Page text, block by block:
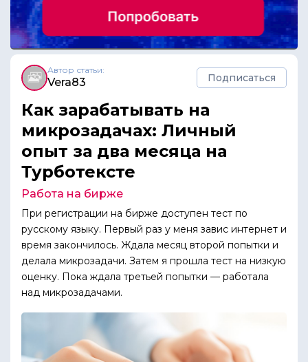
Автор статьи:
Vera83 Подписаться
Как зарабатывать на
микрозадачах: Личный
опыт за два месяца на
Турботексте
Работа на бирже
При регистрации на бирже доступен тест по
русскому языку. Первый раз у меня завис интернет и
время закончилось. Ждала месяц второй попытки и
делала микрозадачи. Затем я прошла тест на низкую
оценку. Пока ждала третьей попытки — работала
над микрозадачами.